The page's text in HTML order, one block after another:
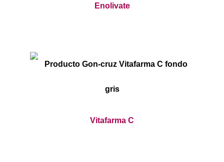
Enolivate
Vitafarma C